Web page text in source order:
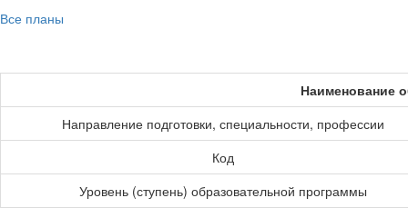
Все планы
Наименование
Направление подготовки, специальности, профессии
Код
Уровень (ступень) образовательной программы